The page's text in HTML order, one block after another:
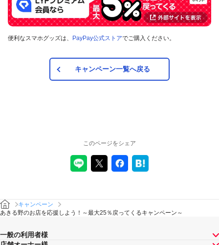
便利なスマホグッズは、 PayPay公式ストアでご購入ください。
キャンペーン一覧へ戻る
このページをシェア
キャンペーン
あきる野のお店を応援しよう！～最大25％戻ってくるキャンペーン～
一般の利用者様